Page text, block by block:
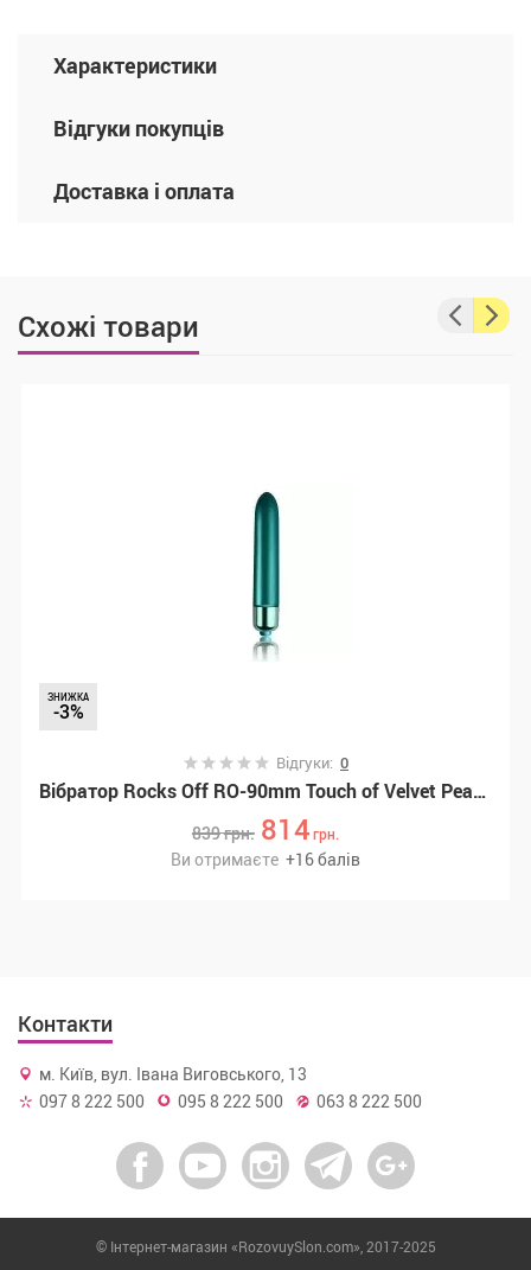
Характеристики
Відгуки покупців
Доставка і оплата
Схожі товари
ЗНИЖКА
-3%
Відгуки: 0
Вібратор Rocks Off RO-90mm Touch of Velvet Peacock Petals
839грн. 814грн.
Ви отримаєте +16балів
Контакти
м. Київ, вул. Івана Виговського, 13
097 8 222 500
095 8 222 500 063 8 222 500
© Інтернет-магазин «RozovuySlon.com», 2017-2025